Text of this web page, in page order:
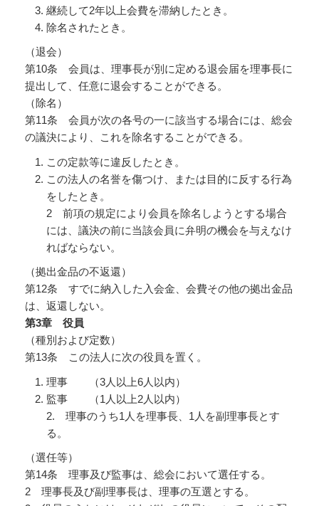
継続して2年以上会費を滞納したとき。
除名されたとき。
（退会）
第10条 会員は、理事長が別に定める退会届を理事長に
提出して、任意に退会することができる。
（除名）
第11条 会員が次の各号の一に該当する場合には、総会
の議決により、これを除名することができる。
この定款等に違反したとき。
この法人の名誉を傷つけ、または目的に反する行為
をしたとき。
2 前項の規定により会員を除名しようとする場合
には、議決の前に当該会員に弁明の機会を与えなけ
ればならない。
（拠出金品の不返還）
第12条 すでに納入した入会金、会費その他の拠出金品
は、返還しない。
第3章 役員
（種別および定数）
第13条 この法人に次の役員を置く。
理事 （3人以上6人以内）
監事 （1人以上2人以内）
2. 理事のうち1人を理事長、1人を副理事長とす
る。
（選任等）
第14条 理事及び監事は、総会において選任する。
2 理事長及び副理事長は、理事の互選とする。